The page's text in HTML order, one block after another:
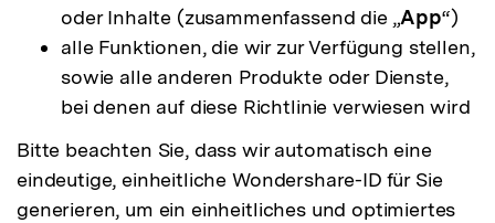
oder Inhalte (zusammenfassend die „App“)
alle Funktionen, die wir zur Verfügung stellen,
sowie alle anderen Produkte oder Dienste,
bei denen auf diese Richtlinie verwiesen wird
Bitte beachten Sie, dass wir automatisch eine
eindeutige, einheitliche Wondershare-ID für Sie
generieren, um ein einheitliches und optimiertes